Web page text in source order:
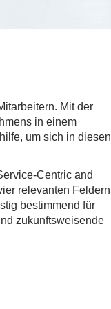
Mit der
in einem
um sich in diesen
Centric and
relevanten Feldern
bestimmend für
zukunftsweisende